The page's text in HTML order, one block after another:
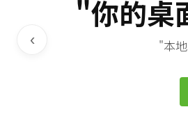
"你的桌
"本
‹